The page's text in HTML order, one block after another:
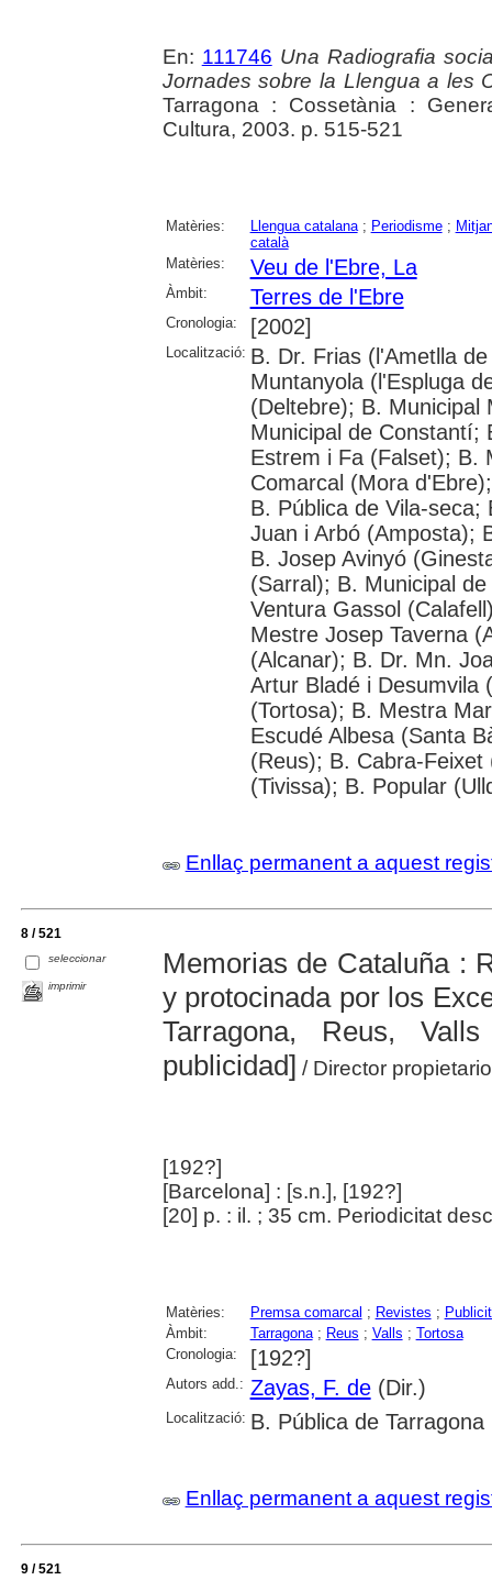
En: 111746 Una Radiografia
Jornades sobre la Llengua a les
Tarragona : Cossetània :
Cultura, 2003. p. 515-521
Matèries: Llengua catalana; Periodisme;
català
Matèries:
Veu de l'Ebre, La
Àmbit: Terres de l'Ebre
Cronologia: [2002]
Localització: B. Dr. Frias (l'Ametlla
Muntanyola (l'Espluga
(Deltebre); B. Municipal
Municipal de Constantí;
Estrem i Fa (Falset); B.
Comarcal (Mora
B. Pública de Vila-
Juan i Arbó (Amposta);
B. Josep Avinyó
(Sarral); B. Municipal
Ventura Gassol
Mestre Josep Taverna
(Alcanar); B. Dr. Mn.
Artur Bladé i Desumvila
(Tortosa); B. Mestra
Escudé Albesa (Santa
(Reus); B. Cabra-
(Tivissa); B. Popular
Enllaç permanent a aquest
8 / 521
seleccionar
imprimir
Memorias de Cataluña :
y protocinada por los
Tarragona, Reus,
publicidad] / Director
[192?]
[Barcelona] : [s.n.], [192?]
[20] p. : il. ; 35 cm. Periodicitat
Matèries: Premsa comarcal ; Revistes ;
Àmbit:
Tarragona; Reus ; Valls ; Tortosa
Cronologia:
[192?]
Autors add.: Zayas, F. de(Dir.)
Localització: B. Pública de Tarragona
Enllaç permanent a aquest
9 / 521